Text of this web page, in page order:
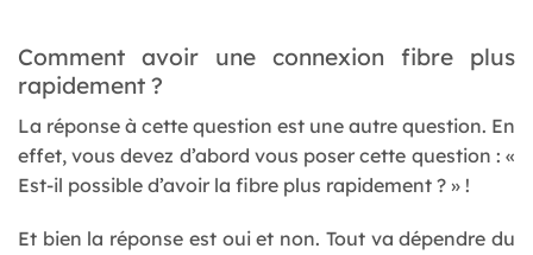
Comment avoir une connexion fibre plus
rapidement ?
La réponse à cette question est une autre question. En
effet, vous devez d’abord vous poser cette question : «
Est-il possible d’avoir la fibre plus rapidement ? » !
Et bien la réponse est oui et non. Tout va dépendre du